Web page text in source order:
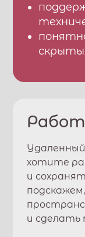
хотите
и
и сделать